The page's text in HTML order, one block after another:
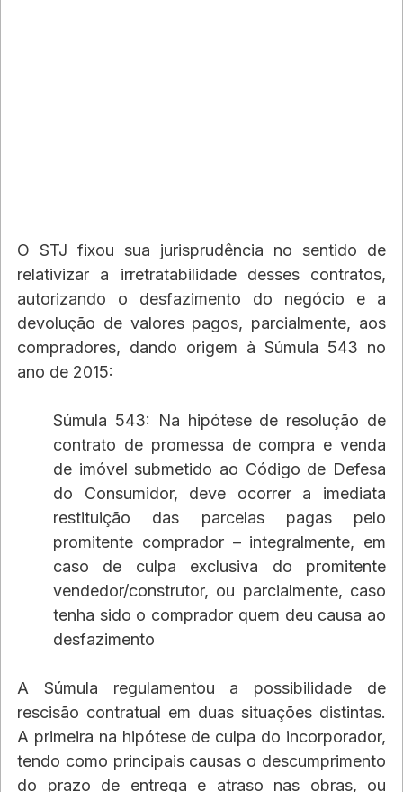
O STJ fixou sua jurisprudência no sentido de
relativizar a irretratabilidade desses contratos,
autorizando o desfazimento do negócio e a
devolução de valores pagos, parcialmente, aos
compradores, dando origem à Súmula 543 no
ano de 2015:
Súmula 543: Na hipótese de resolução de
contrato de promessa de compra e venda
de imóvel submetido ao Código de Defesa
do Consumidor, deve ocorrer a imediata
restituição das parcelas pagas pelo
promitente comprador – integralmente, em
caso de culpa exclusiva do promitente
vendedor/construtor, ou parcialmente, caso
tenha sido o comprador quem deu causa ao
desfazimento
A Súmula regulamentou a possibilidade de
rescisão contratual em duas situações distintas.
A primeira na hipótese de culpa do incorporador,
tendo como principais causas o descumprimento
do prazo de entrega e atraso nas obras, ou